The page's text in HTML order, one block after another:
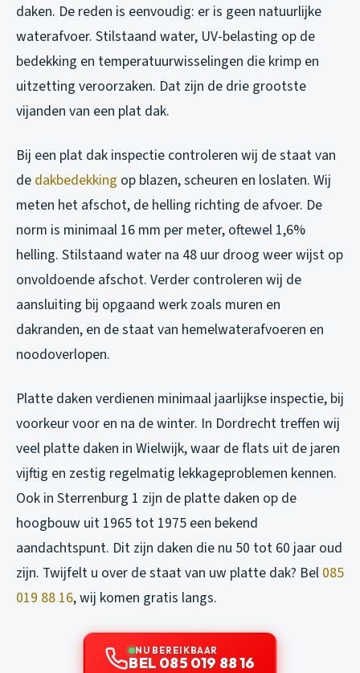
daken. De reden is eenvoudig: er is geen natuurlijke
waterafvoer. Stilstaand water, UV-belasting op de
bedekking en temperatuurwisselingen die krimp en
uitzetting veroorzaken. Dat zijn de drie grootste
vijanden van een plat dak.
Bij een plat dak inspectie controleren wij de staat van
de dakbedekking op blazen, scheuren en loslaten. Wij
meten het afschot, de helling richting de afvoer. De
norm is minimaal 16 mm per meter, oftewel 1,6%
helling. Stilstaand water na 48 uur droog weer wijst op
onvoldoende afschot. Verder controleren wij de
aansluiting bij opgaand werk zoals muren en
dakranden, en de staat van hemelwaterafvoeren en
noodoverlopen.
Platte daken verdienen minimaal jaarlijkse inspectie, bij
voorkeur voor en na de winter. In Dordrecht treffen wij
veel platte daken in Wielwijk, waar de flats uit de jaren
vijftig en zestig regelmatig lekkageproblemen kennen.
Ook in Sterrenburg 1 zijn de platte daken op de
hoogbouw uit 1965 tot 1975 een bekend
aandachtspunt. Dit zijn daken die nu 50 tot 60 jaar oud
zijn. Twijfelt u over de staat van uw platte dak? Bel 085
019 88 16, wij komen gratis langs.
NU BEREIKBAAR
BEL 085 019 88 16